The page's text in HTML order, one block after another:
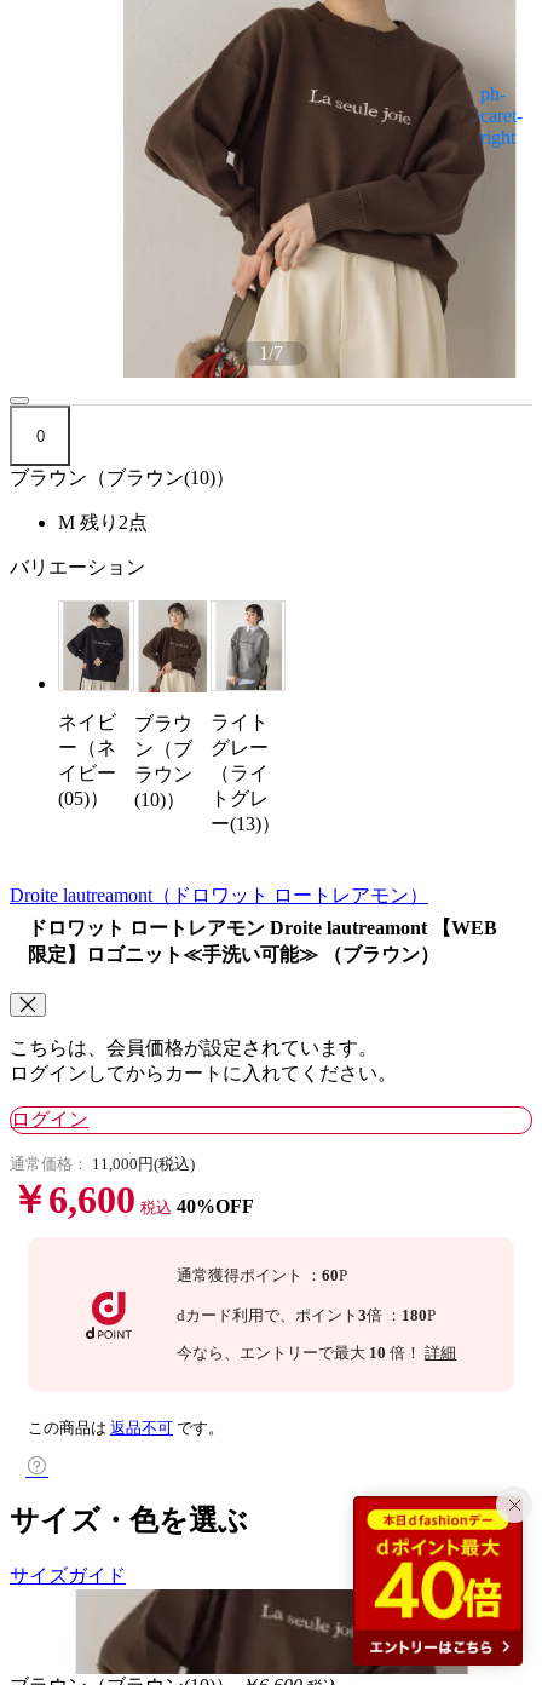
1/7
0
ブラウン（ブラウン(10)）
M 残り2点
バリエーション
ネイビ
ー（ネ
イビー
(05)）
ブラウ
ン（ブ
ラウン
(10)）
ライト
グレー
（ライ
トグレ
ー(13)）
Droite lautreamont （ドロワット ロートレアモン）
ドロワット ロートレアモン Droite lautreamont 【WEB
限定】ロゴニット≪手洗い可能≫ （ブラウン）
こちらは、会員価格が設定されています。
ログインしてからカートに入れてください。
ログイン
通常価格： 11,000円(税込)
￥6,600 税込 40%OFF
通常獲得ポイント ：60P
dカード利用で、ポイント3倍 ： 180P
今なら 、エントリーで最大 10 倍！詳細
この商品は 返品不可 です。
サイズ・色を選ぶ
サイズガイド